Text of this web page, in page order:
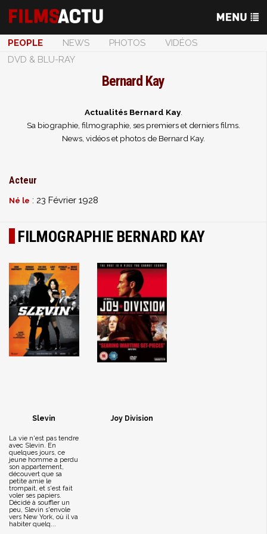
PEOPLE NEWS PHOTOS
VIDÉOS
DVD & BLU-RAY
Bernard Kay
Actualités Bernard Kay.
Sa biographie, filmographie, ses premiers et derniers films.
News, vidéos et photos de Bernard Kay.
Acteur
Né le : 23 Février 1928
FILMOGRAPHIE BERNARD KAY
Slevin
La vie n'est pas tendre
avec Slevin. En
quelques jours, ce
jeune homme a perdu
son appartement,
découvert que sa
petite amie le
trompait, et s'est fait
voler ses papiers.
Décidé à souffler un
peu, Slevin s'envole
vers New York, où il va
habiter quelq...
Joy Division